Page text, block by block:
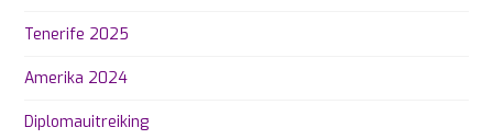
Tenerife 2025
Amerika 2024
Diplomauitreiking